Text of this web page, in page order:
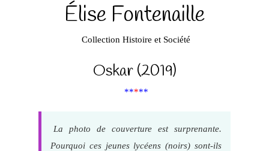
Élise Fontenaille
Collection Histoire et Société
Oskar (2019)
*****
La photo de couverture est surprenante.
Pourquoi ces jeunes lycéens (noirs) sont-ils